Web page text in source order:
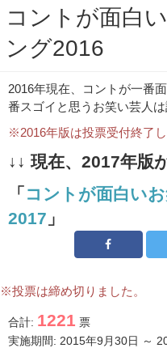
コントが面白
ング2016
2016年現在、コントが一番
番スゴイと思うお笑い芸人
※2016年版は投票受付終了し
↓↓ 現在、2017年版
「 コントが面白い
2017 」
※投票は締め切りました。
合計: 1221 票
実施期間: 2015年9月30日 ～